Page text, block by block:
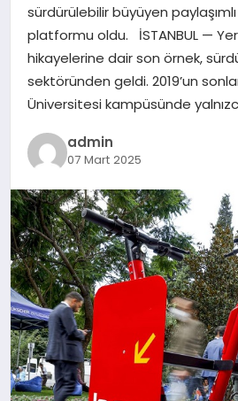
SPOR
YAŞAM
sürdürülebilir büyüyen
platformu oldu. İSTANBUL —
hikayelerine dair son örnek,
sektöründen geldi. 2019’un
Üniversitesi kampüsünde
admin
07 Mart 2025